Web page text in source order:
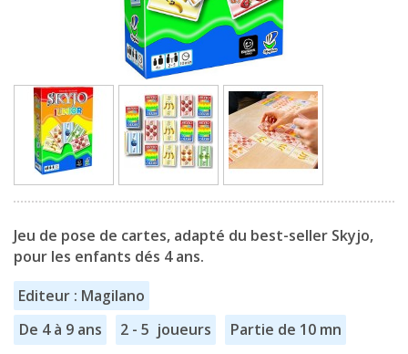
Jeu de pose de cartes, adapté du best-seller Skyjo,
pour les enfants dés 4 ans.
Editeur : Magilano
De 4 à 9 ans
2 - 5 joueurs Partie de 10 mn